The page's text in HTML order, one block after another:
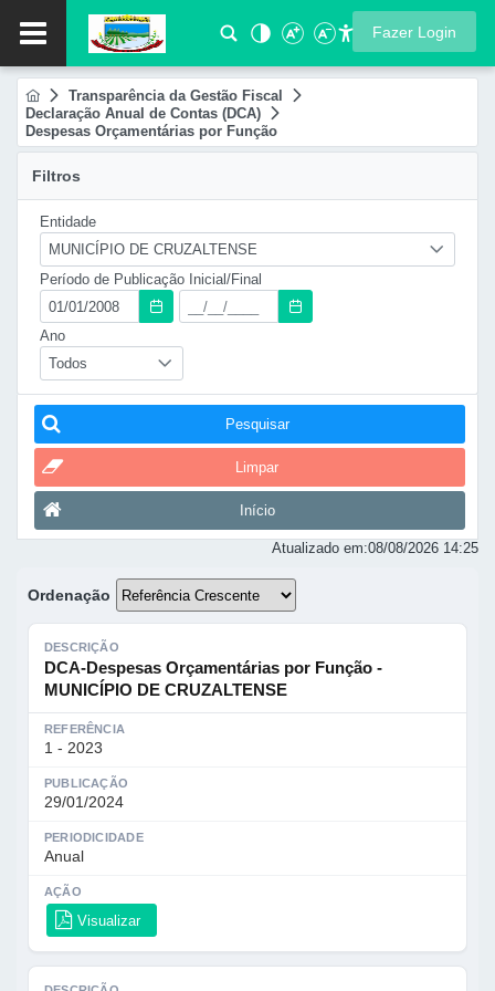
Fazer Login
Transparência da Gestão Fiscal
Declaração Anual de Contas (DCA)
Despesas Orçamentárias por Função
Filtros
Entidade
MUNICÍPIO DE CRUZALTENSE
Período de Publicação Inicial/Final
Ano
Todos
Pesquisar
Limpar
Início
Atualizado em:08/08/2026 14:25
Ordenação
DESCRIÇÃO
DCA-Despesas Orçamentárias por Função -
MUNICÍPIO DE CRUZALTENSE
REFERÊNCIA
1 - 2023
PUBLICAÇÃO
29/01/2024
PERIODICIDADE
Anual
AÇÃO
Visualizar